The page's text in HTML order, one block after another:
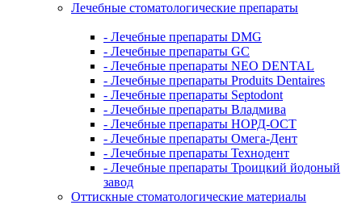
Лечебные стоматологические препараты
- Лечебные препараты DMG
- Лечебные препараты GC
- Лечебные препараты NEO DENTAL
- Лечебные препараты Produits Dentaires
- Лечебные препараты Septodont
- Лечебные препараты Владмива
- Лечебные препараты НОРД-ОСТ
- Лечебные препараты Омега-Дент
- Лечебные препараты Технодент
- Лечебные препараты Троицкий йодоный
завод
Оттискные стоматологические материалы